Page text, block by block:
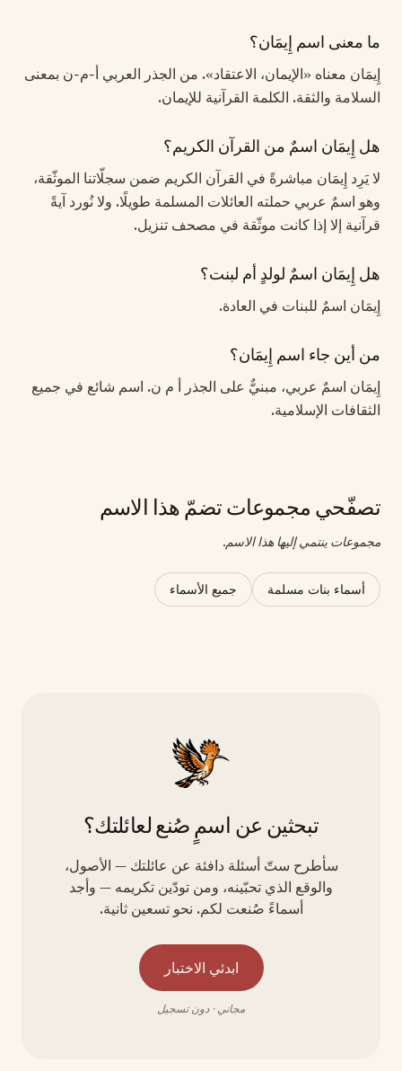
ما معنى اسم إِيمَان؟
إِيمَان معناه «الإيمان، الاعتقاد». من الجذر العربي أ-م-ن بمعنى
السلامة والثقة. الكلمة القرآنية للإيمان.
هل إِيمَان اسمٌ من القرآن الكريم؟
لا يَرِد إِيمَان مباشرةً في القرآن الكريم ضمن سجلّاتنا الموثّقة،
وهو اسمٌ عربي حملته العائلات المسلمة طويلًا. ولا نُورد آيةً
قرآنية إلا إذا كانت موثّقة في مصحف تنزيل.
هل إِيمَان اسمٌ لولدٍ أم لبنت؟
إِيمَان اسمٌ للبنات في العادة.
من أين جاء اسم إِيمَان؟
إِيمَان اسمٌ عربي، مبنيٌّ على الجذر أ م ن. اسم شائع في جميع
الثقافات الإسلامية.
تصفّحي مجموعات تضمّ هذا الاسم
مجموعات ينتمي إليها هذا الاسم.
أسماء بنات مسلمة جميع الأسماء
تبحثين عن اسمٍ صُنع لعائلتك؟
سأطرح ستّ أسئلة دافئة عن عائلتك — الأصول،
والوقع الذي تحبّينه، ومن تودّين تكريمه — وأجد
أسماءً صُنعت لكم. نحو تسعين ثانية.
ابدئي الاختبار
مجاني · دون تسجيل